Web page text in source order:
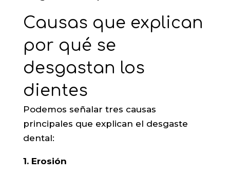
Causas que explican
por qué se
desgastan los
dientes
Podemos señalar tres causas
principales que explican el desgaste
dental:
1. Erosión